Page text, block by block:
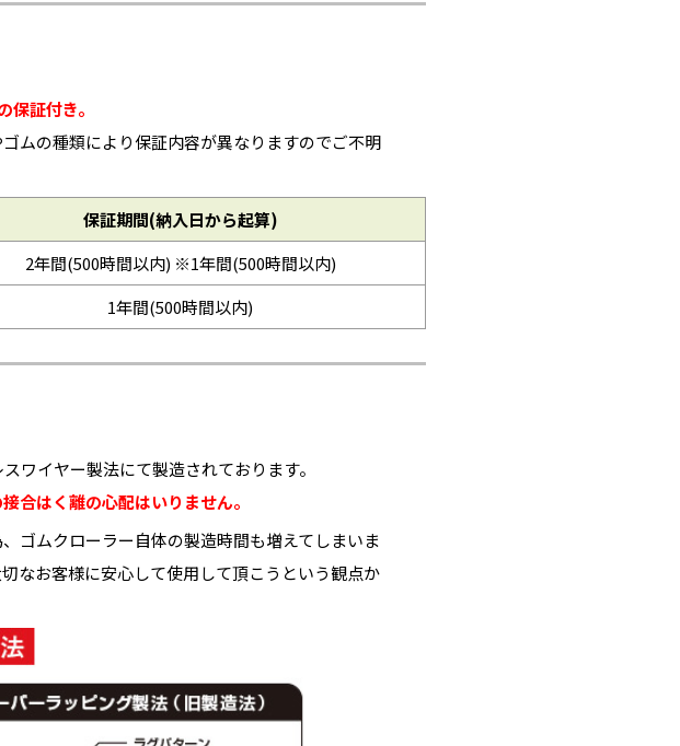
証付き。
ムの種類により保証内容が異なりますのでご不明
保証期間(納入日から起算)
2年間(500時間以内) ※1年間(500時間以内)
1年間(500時間以内)
ワイヤー製法にて製造されております。
合はく離の心配はいりません。
ゴムクローラー自体の製造時間も増えてしまいま
なお客様に安心して使用して頂こうという観点か